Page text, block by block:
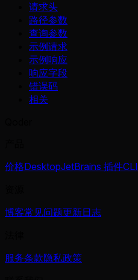
请求头
路径参数
查询参数
示例请求
示例响应
响应字段
错误码
相关
价格DesktopJetBrains 插件CLI
博客常见问题更新日志
服务条款隐私政策